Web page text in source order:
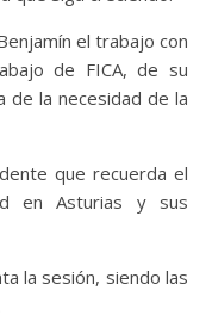
el trabajo con
de FICA, de su
de la necesidad de la
que recuerda el
en Asturias y sus
la sesión, siendo las